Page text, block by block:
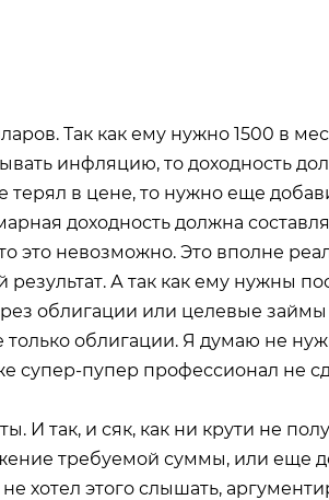
Так как ему нужно 1500 в
инфляцию, то доходность
терял в цене, то нужно еще
доходность должна
это невозможно. Это вполне
А так как ему нужны
облигации или целевые займы
облигации. Я думаю не
супер-пупер профессионал не
И так, и сяк, как ни крути не
требуемой суммы, или еще
хотел этого слышать,